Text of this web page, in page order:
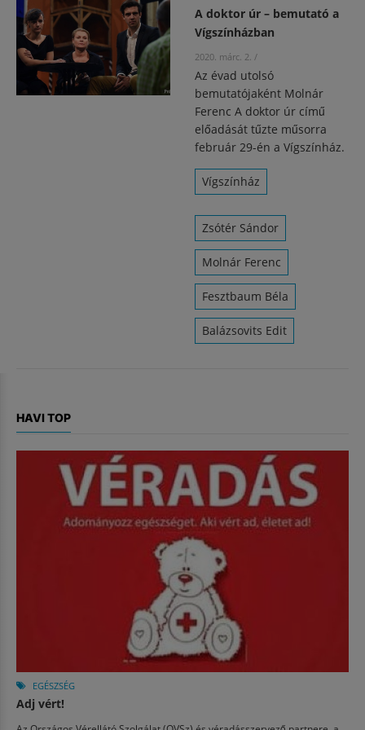
A doktor úr – bemutató a
Vígszínházban
2020. márc. 2. /
Az évad utolsó
bemutatójaként Molnár
Ferenc A doktor úr című
előadását tűzte műsorra
február 29-én a Vígszínház.
Vígszínház
Zsótér Sándor
Molnár Ferenc
Fesztbaum Béla
Balázsovits Edit
HAVI TOP
EGÉSZSÉG
Adj vért!